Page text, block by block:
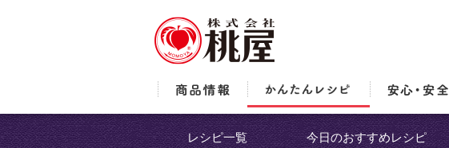
レシピ一覧 今日のおすすめレシピ